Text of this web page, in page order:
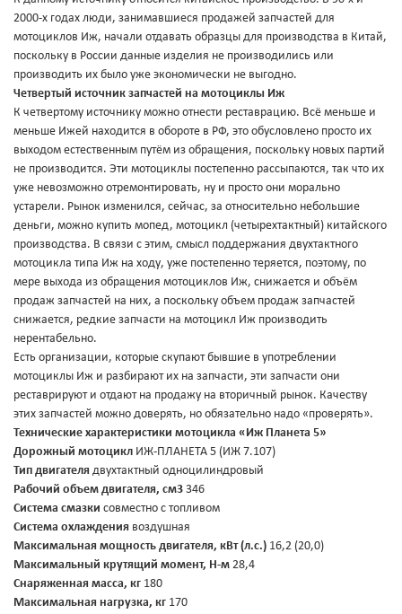
2000-х годах люди, занимавшиеся продажей запчастей для
мотоциклов Иж, начали отдавать образцы для производства в Китай,
поскольку в России данные изделия не производились или
производить их было уже экономически не выгодно.
Четвертый источник запчастей на мотоциклы Иж
К четвертому источнику можно отнести реставрацию. Всё меньше и
меньше Ижей находится в обороте в РФ, это обусловлено просто их
выходом естественным путём из обращения, поскольку новых партий
не производится. Эти мотоциклы постепенно рассыпаются, так что их
уже невозможно отремонтировать, ну и просто они морально
устарели. Рынок изменился, сейчас, за относительно небольшие
деньги, можно купить мопед, мотоцикл (четырехтактный) китайского
производства. В связи с этим, смысл поддержания двухтактного
мотоцикла типа Иж на ходу, уже постепенно теряется, поэтому, по
мере выхода из обращения мотоциклов Иж, снижается и объём
продаж запчастей на них, а поскольку объем продаж запчастей
снижается, редкие запчасти на мотоцикл Иж производить
нерентабельно.
Есть организации, которые скупают бывшие в употреблении
мотоциклы Иж и разбирают их на запчасти, эти запчасти они
реставрируют и отдают на продажу на вторичный рынок. Качеству
этих запчастей можно доверять, но обязательно надо «проверять».
Технические характеристики мотоцикла «Иж Планета 5»
Дорожный мотоцикл ИЖ-ПЛАНЕТА 5 (ИЖ 7.107)
Тип двигателя двухтактный одноцилиндровый
Рабочий объем двигателя, см3 346
Система смазки совместно с топливом
Система охлаждения воздушная
Максимальная мощность двигателя, кВт (л.с.) 16,2 (20,0)
Максимальный крутящий момент, Н-м 28,4
Снаряженная масса, кг 180
Максимальная нагрузка, кг 170